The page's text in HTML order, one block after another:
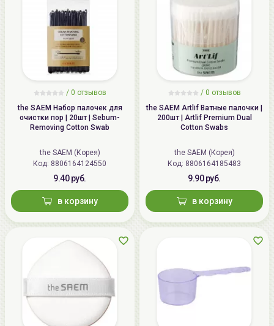
/ 0 отзывов
the SAEM Набор палочек для
очистки пор | 20шт | Sebum-
Removing Cotton Swab
the SAEM (Корея)
Код: 8806164124550
9.40 руб.
в корзину
/ 0 отзывов
the SAEM Artlif Ватные палочки |
200шт | Artlif Premium Dual
Cotton Swabs
the SAEM (Корея)
Код: 8806164185483
9.90 руб.
в корзину